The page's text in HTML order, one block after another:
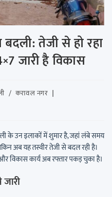
तेजी से हो रहा
जारी है विकास
/ करावल नगर
के उन इलाकों में शुमार है, जहां लंबे समय
अब यह तस्वीर तेजी से बदल रही है।
विकास कार्य अब रफ्तार पकड़ चुका है।